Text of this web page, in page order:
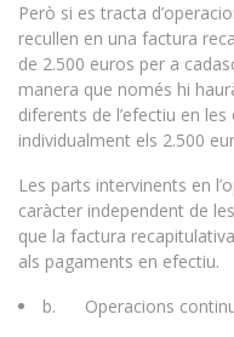
Però si es tracta
recullen en una factura
de 2.500 euros per a
manera que només hi
diferents de l’efectiu en
individualment els 2.500
Les parts intervinents en
caràcter independent de
que la factura
als pagaments en efectiu.
b. Operacions